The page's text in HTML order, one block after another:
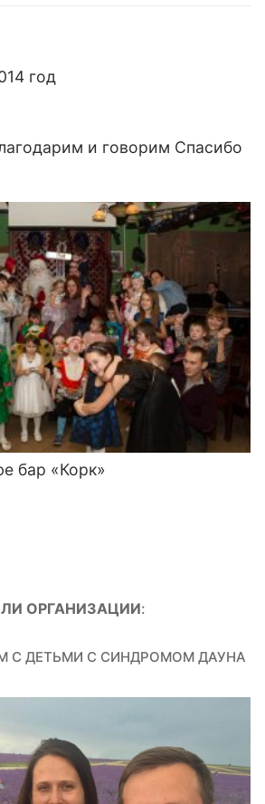
год
и говорим Спасибо
бар «Корк»
ОРГАНИЗАЦИИ:
С ДЕТЬМИ С СИНДРОМОМ ДАУНА